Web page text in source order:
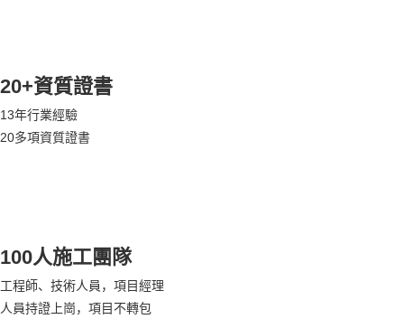
20+資質證書
13年行業經驗
20多項資質證書
100人施工團隊
工程師、技術人員，項目經理
人員持證上崗，項目不轉包